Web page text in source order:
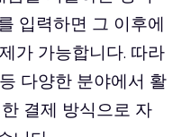
입력하면 그 이후에
가 가능합니다. 따라
다양한 분야에서 활
결제 방식으로 자